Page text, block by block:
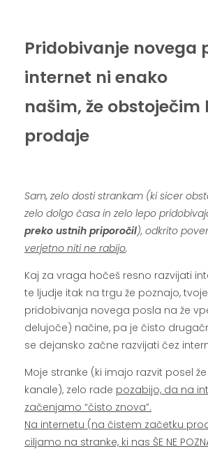
Pridobivanje novega
internet ni enako
našim, že
prodaje
Sam, zelo dosti strankam (ki sicer
zelo dolgo časa in zelo lepo
preko ustnih priporočil), odkrito
verjetno niti ne rabijo.
Kaj za vraga hočeš resno razvijati
te ljudje itak na trgu že poznajo,
pridobivanja novega posla na že
delujoče) načine, pa je čisto
se dejansko začne razvijati čez
Moje stranke (ki imajo razvit posel
kanale), zelo rade pozabijo, da na
začenjamo “čisto znova”.
Na internetu (na čistem začetku
ciljamo na stranke, ki nas ŠE NE